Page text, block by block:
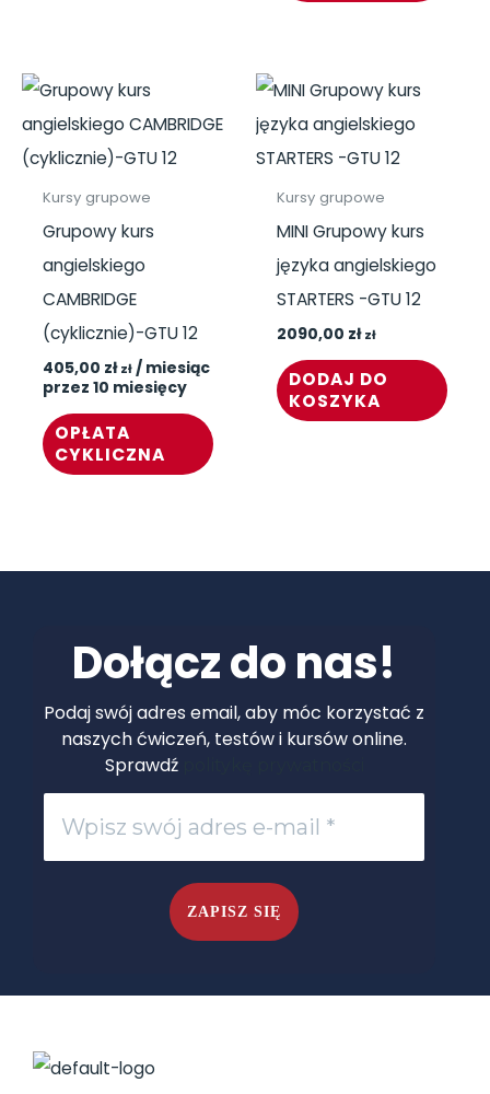
Kursy grupowe
Grupowy kurs
angielskiego
CAMBRIDGE
(cyklicznie)-GTU 12
405,00 zł zł / miesiąc
przez 10 miesięcy
OPŁATA
CYKLICZNA
Kursy grupowe
MINI Grupowy kurs
języka angielskiego
STARTERS -GTU 12
2090,00 zł zł
DODAJ DO
KOSZYKA
Dołącz do nas!
Podaj swój adres email, aby móc korzystać z
naszych ćwiczeń, testów i kursów online.
Sprawdź